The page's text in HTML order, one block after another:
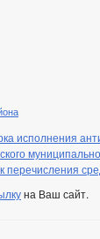
исполнения
перечисления
на Ваш сайт.